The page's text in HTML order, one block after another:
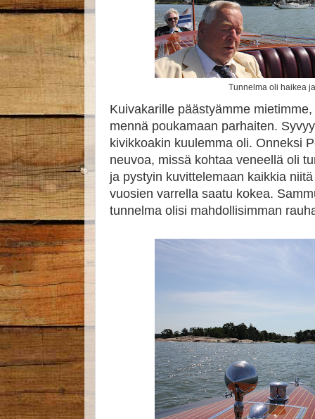
Tunnelma oli haikea
Kuivakarille päästyämme
mennä poukamaan parhaiten.
kivikkoakin kuulemma oli. Onneksi
neuvoa, missä kohtaa veneellä oli
ja pystyin kuvittelemaan kaikkia
vuosien varrella saatu kokea.
tunnelma olisi mahdollisimman